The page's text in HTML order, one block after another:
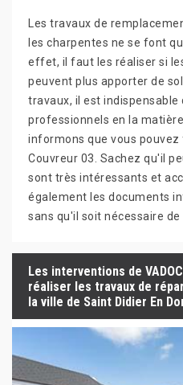
Les travaux de
les charpentes ne se font
effet, il faut les réaliser si
peuvent plus apporter de
travaux, il est indispensable
professionnels en la
informons que vous pouvez
Couvreur 03. Sachez qu'il
sont très intéressants et
également les documents
sans qu'il soit nécessaire de
Les interventions de
réaliser les travaux de
la ville de Saint Didier En